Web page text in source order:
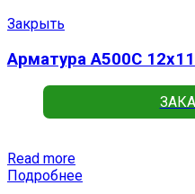
Закрыть
Арматура А500С
Read more
Подробнее